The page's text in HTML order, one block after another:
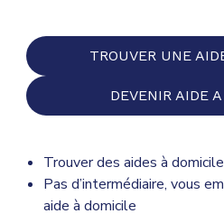
TROUVER UNE
DEVENIR AIDE
Trouver des aides à
Pas d’intermédiaire, vous
aide à domicile